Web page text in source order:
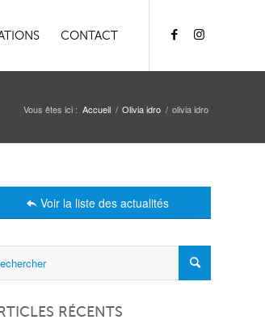
CONTACT
Vous êtes ici : Accueil / Olivia idro / olivia idro
Voir la liste des actualités
RÉCENTS